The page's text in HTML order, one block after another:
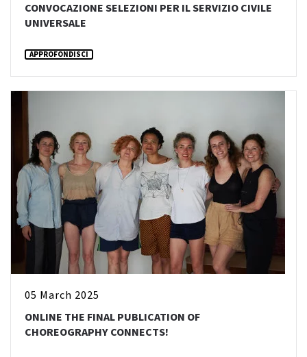
CONVOCAZIONE SELEZIONI PER IL SERVIZIO CIVILE
UNIVERSALE
APPROFONDISCI
05 March 2025
ONLINE THE FINAL PUBLICATION OF
CHOREOGRAPHY CONNECTS!